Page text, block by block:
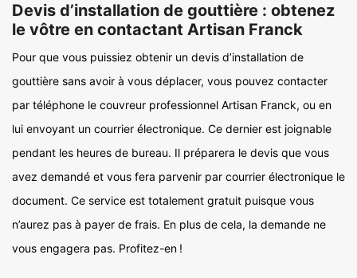
Devis d’installation de gouttière : obtenez
le vôtre en contactant Artisan Franck
Pour que vous puissiez obtenir un devis d’installation de
gouttière sans avoir à vous déplacer, vous pouvez contacter
par téléphone le couvreur professionnel Artisan Franck, ou en
lui envoyant un courrier électronique. Ce dernier est joignable
pendant les heures de bureau. Il préparera le devis que vous
avez demandé et vous fera parvenir par courrier électronique le
document. Ce service est totalement gratuit puisque vous
n’aurez pas à payer de frais. En plus de cela, la demande ne
vous engagera pas. Profitez-en !